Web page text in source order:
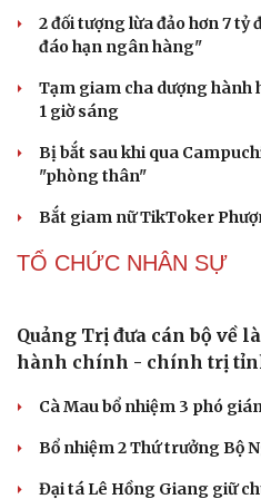
Công nghiệp giải trí "chắp
Gia Lai
Hội chợ Du lịch quốc tế
từ trước đến nay
Bảo tàng Tưởng niệm Hòa
khách kỷ lục
của “hạt ma” trong vũ trụ
Vì sao các hãng từ bỏ pin
Microsoft tăng tốc đầu tư
Trung Quốc đưa vào hoạt
nhất thế giới